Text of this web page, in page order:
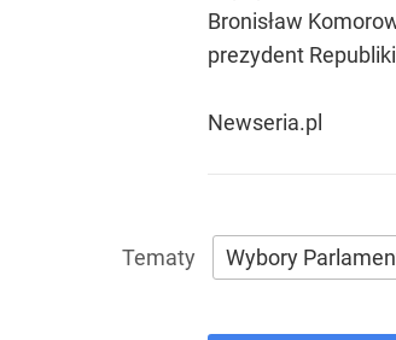
Bronisław
prezydent
Newseria.pl
Wybory